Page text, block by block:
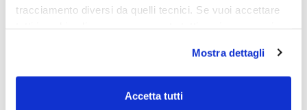
tracciamento diversi da quelli tecnici. Se vuoi accettare
su acconsento selezionati. Se vuoi saperne di più clicca
qui. Cliccando sul tasto "Acconsento" permetti l'utilizzo
Mostra dettagli
Accetta tutti